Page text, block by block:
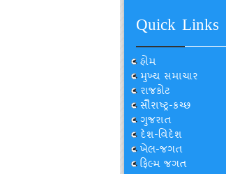
Quick Links
હોમ
મુખ્ય સમાચાર
રાજકોટ
સૌરાષ્ટ્ર-કચ્છ
ગુજરાત
દેશ-વિદેશ
ખેલ-જગત
ફિલ્મ જગત